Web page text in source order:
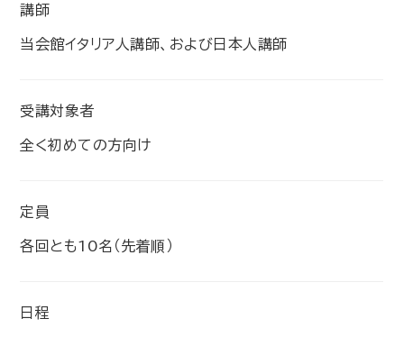
講師
当会館イタリア人講師、および日本人講師
受講対象者
全く初めての方向け
定員
各回とも10名（先着順）
日程